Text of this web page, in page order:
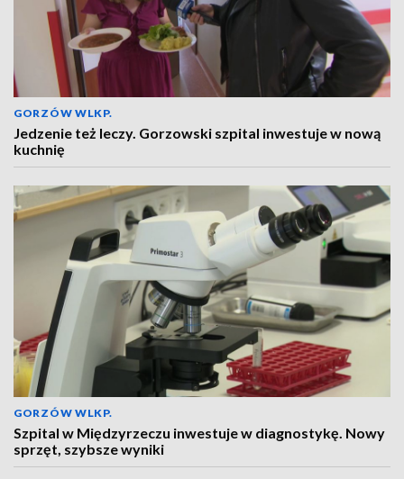
GORZÓW WLKP.
Jedzenie też leczy. Gorzowski szpital inwestuje w nową
kuchnię
GORZÓW WLKP.
Szpital w Międzyrzeczu inwestuje w diagnostykę. Nowy
sprzęt, szybsze wyniki